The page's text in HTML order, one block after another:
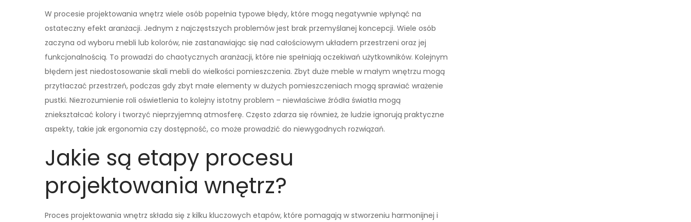
W procesie projektowania wnętrz wiele osób popełnia typowe błędy, które mogą negatywnie wpłynąć na
ostateczny efekt aranżacji. Jednym z najczęstszych problemów jest brak przemyślanej koncepcji. Wiele osób
zaczyna od wyboru mebli lub kolorów, nie zastanawiając się nad całościowym układem przestrzeni oraz jej
funkcjonalnością. To prowadzi do chaotycznych aranżacji, które nie spełniają oczekiwań użytkowników. Kolejnym
błędem jest niedostosowanie skali mebli do wielkości pomieszczenia. Zbyt duże meble w małym wnętrzu mogą
przytłaczać przestrzeń, podczas gdy zbyt małe elementy w dużych pomieszczeniach mogą sprawiać wrażenie
pustki. Niezrozumienie roli oświetlenia to kolejny istotny problem – niewłaściwe źródła światła mogą
zniekształcać kolory i tworzyć nieprzyjemną atmosferę. Często zdarza się również, że ludzie ignorują praktyczne
aspekty, takie jak ergonomia czy dostępność, co może prowadzić do niewygodnych rozwiązań.
Jakie są etapy procesu
projektowania wnętrz?
Proces projektowania wnętrz składa się z kilku kluczowych etapów, które pomagają w stworzeniu harmonijnej i